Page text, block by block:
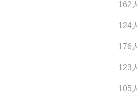
162
124
176
123
105